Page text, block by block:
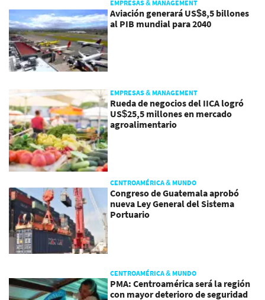
EMPRESAS & MANAGEMENT
Aviación generará US$8,5 billones
al PIB mundial para 2040
EMPRESAS & MANAGEMENT
Rueda de negocios del IICA logró
US$25,5 millones en mercado
agroalimentario
CENTROAMÉRICA & MUNDO
Congreso de Guatemala aprobó
nueva Ley General del Sistema
Portuario
CENTROAMÉRICA & MUNDO
PMA: Centroamérica será la región
con mayor deterioro de seguridad